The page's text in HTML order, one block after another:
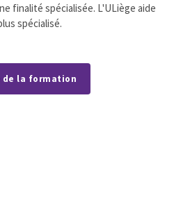
finalité spécialisée. L'ULiège aide
spécialisé.
la formation